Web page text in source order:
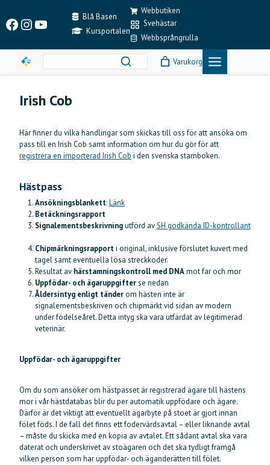
content
Facebook
Instagram
YouTubeBlå Basen
Kursportalen
Webbutiken
Svehästar
Webbsprångrulla
Varukorg
Irish Cob
Här finner du vilka handlingar som skickas till oss för att ansöka om
pass till en Irish Cob samt information om hur du gör för att
registrera en importerad Irish Cob i den svenska stamboken.
Hästpass
Ansökningsblankett:Länk
Betäckningsrapport
Signalementsbeskrivningutförd avSH godkända ID-kontrollant
Chipmärkningsrapporti original, inklusive förslutet kuvert med
tagel samt eventuella lösa streckkoder.
Resultat av härstamningskontroll med DNAmot far och mor
Uppfödar- och ägaruppgifterse nedan
Åldersintyg enligt tänderom hästen inte är
signalementsbeskriven och chipmärkt vid sidan av modern
under födelseåret. Detta intyg ska vara utfärdat av legitimerad
veterinär.
Uppfödar- och ägaruppgifter
Om du som ansöker om hästpasset är registrerad ägare till hästens
mor i vår hästdatabas blir du per automatik uppfödare och ägare.
Därför är det viktigt att eventuellt ägarbyte på stoet är gjort innan
fölet föds. I de fall det finns ett fodervärdsavtal – eller liknande avtal
– måste du skicka med en kopia av avtalet. Ett sådant avtal ska vara
daterat och underskrivet av stoägaren och det ska tydligt framgå
vilken person som har uppfödar- och äganderätten till fölet.